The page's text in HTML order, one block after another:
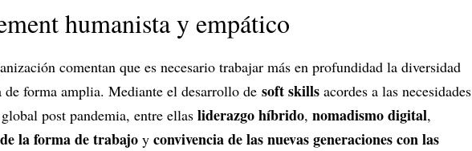
humanista y empático
comentan que es necesario trabajar más en profundidad la diversidad
de forma amplia. Mediante el desarrollo de soft skills acordes a las necesidades
post pandemia, entre ellas liderazgo híbrido, nomadismo digital,
la forma de trabajo y convivencia de las nuevas generaciones con las